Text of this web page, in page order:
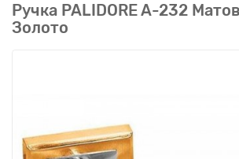
Ручка PALIDORE A-232
Золото